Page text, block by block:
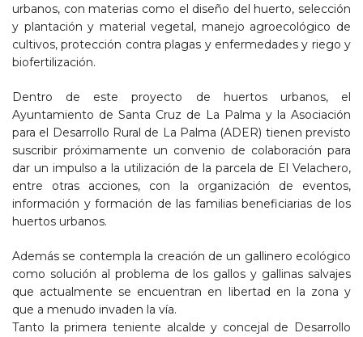
urbanos, con materias como el diseño del huerto, selección
y plantación y material vegetal, manejo agroecológico de
cultivos, protección contra plagas y enfermedades y riego y
biofertilización.
Dentro de este proyecto de huertos urbanos, el
Ayuntamiento de Santa Cruz de La Palma y la Asociación
para el Desarrollo Rural de La Palma (ADER) tienen previsto
suscribir próximamente un convenio de colaboración para
dar un impulso a la utilización de la parcela de El Velachero,
entre otras acciones, con la organización de eventos,
información y formación de las familias beneficiarias de los
huertos urbanos.
Además se contempla la creación de un gallinero ecológico
como solución al problema de los gallos y gallinas salvajes
que actualmente se encuentran en libertad en la zona y
que a menudo invaden la vía.
Tanto la primera teniente alcalde y concejal de Desarrollo